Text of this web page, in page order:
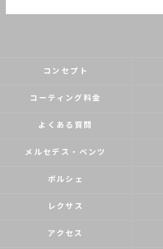
コンセプト
コーティング料金
よくある質問
メルセデス・ベンツ
ポルシェ
レクサス
アクセス